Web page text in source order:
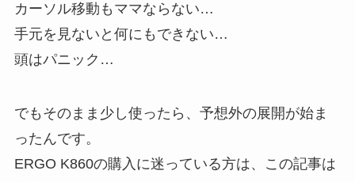
カーソル移動もママならない…
手元を見ないと何にもできない…
頭はパニック…
でもそのまま少し使ったら、予想外の展開が始ま
ったんです。
ERGO K860の購入に迷っている方は、この記事は